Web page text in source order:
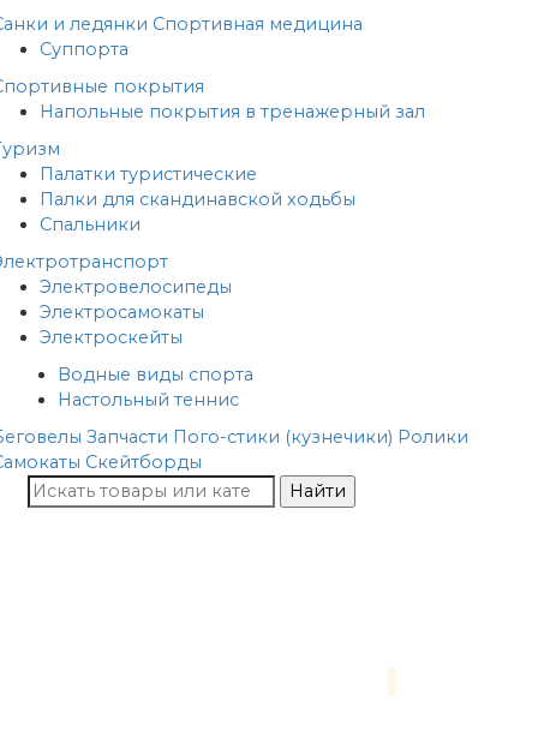
и ледянки Спортивная медицина
Суппорта
покрытия
Напольные покрытия в тренажерный зал
Палатки туристические
Палки для скандинавской ходьбы
Спальники
Электровелосипеды
Электросамокаты
Электроскейты
Водные виды спорта
Настольный теннис
Запчасти Пого-стики (кузнечики) Ролики
Скейтборды
Найти